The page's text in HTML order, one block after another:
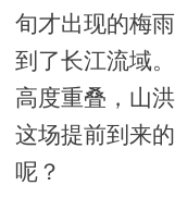
旬才出现的梅
到了长江流域
高度重叠，山
这场提前到来
呢？